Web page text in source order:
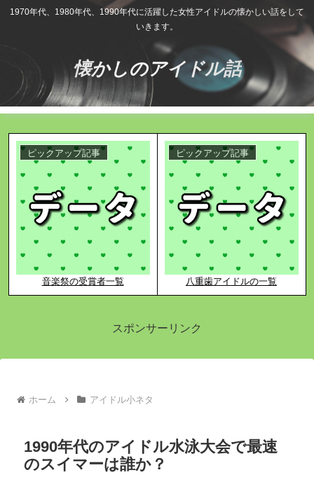
1970年代、1980年代、1990年代に活躍した女性アイドルの懐かしい話をして
いきます。
懐かしのアイドル話
ピックアップ記事
音楽祭の受賞者一覧
ピックアップ記事
八重歯アイドルの一覧
スポンサーリンク
ホーム アイドル小ネタ
1990年代のアイドル水泳大会で最速
のスイマーは誰か？